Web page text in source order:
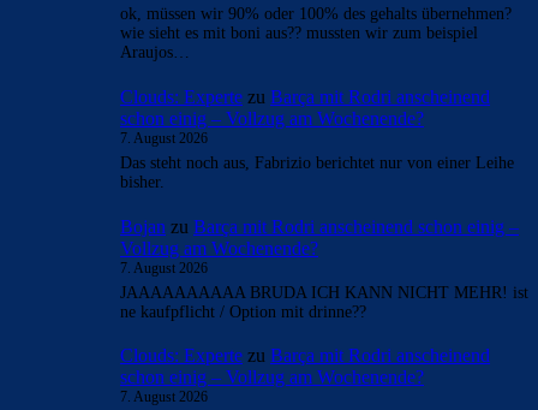
ok, müssen wir 90% oder 100% des gehalts übernehmen?
wie sieht es mit boni aus?? mussten wir zum beispiel
Araujos…
Clouds: Experte zu Barça mit Rodri anscheinend
schon einig – Vollzug am Wochenende?
7. August 2026
Das steht noch aus, Fabrizio berichtet nur von einer Leihe
bisher.
Bojan zu Barça mit Rodri anscheinend schon einig –
Vollzug am Wochenende?
7. August 2026
JAAAAAAAAAA BRUDA ICH KANN NICHT MEHR! ist
ne kaufpflicht / Option mit drinne??
Clouds: Experte zu Barça mit Rodri anscheinend
schon einig – Vollzug am Wochenende?
7. August 2026